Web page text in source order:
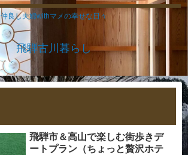
仲良し夫婦withマメの幸せな日々
飛騨古川暮らし
飛騨市＆高山で楽しむ街歩きデ
ートプラン（ちょっと贅沢ホテ